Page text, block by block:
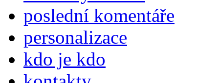
poslední komentáře
personalizace
kdo je kdo